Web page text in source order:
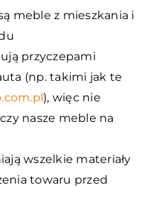
meble z mieszkania i
przyczepami
(np. takimi jak te
), więc nie
nasze meble na
wszelkie materiały
towaru przed